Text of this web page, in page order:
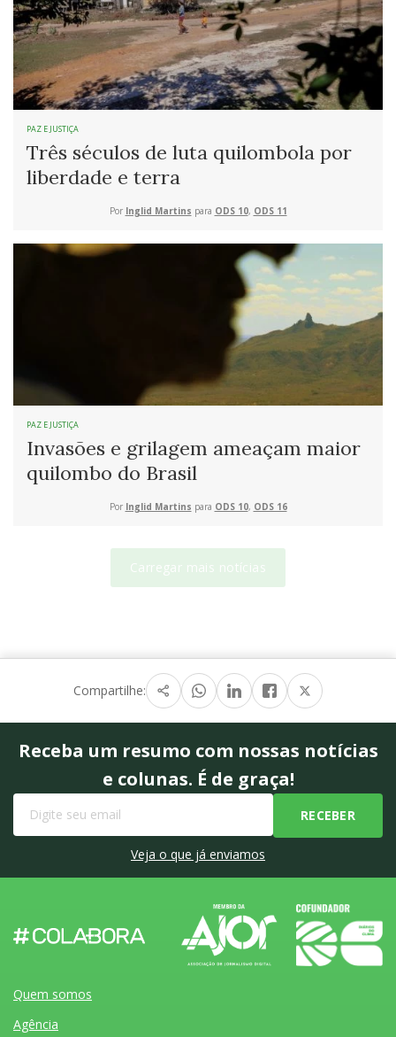
PAZ E JUSTIÇA
Três séculos de luta quilombola por
liberdade e terra
Por Inglid Martins para ODS 10, ODS 11
PAZ E JUSTIÇA
Invasões e grilagem ameaçam maior
quilombo do Brasil
Por Inglid Martins para ODS 10, ODS 16
Carregar mais notícias
Compartilhe:
Receba um resumo com nossas notícias
e colunas. É de graça!
Veja o que já enviamos
Quem somos
Agência